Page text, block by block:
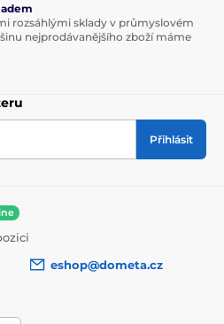
rozsáhlými sklady v průmyslovém
nejprodávanějšího zboží máme
Přihlásit
eshop@dometa.cz